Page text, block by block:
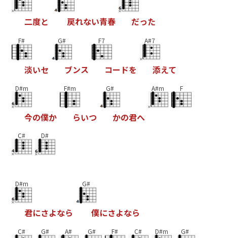
二度と 戻れない青春 だった
F#
淡いセ
G#
ブンス
F7
コー ドを
A#7
添えて
D#m
今の僕か
F#m
らいつ
G#
かの君へ
A#m F
C# D#
D#m
君にさよなら
G#
僕にさよなら
C# G# A# G# F# C# D#m G#